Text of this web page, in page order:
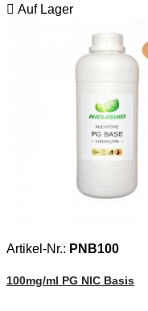
 Auf Lager
Artikel-Nr.: PNB100
100mg/ml PG NIC Basis